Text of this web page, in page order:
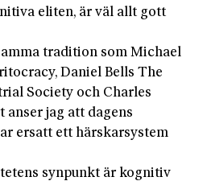
eliten, är väl allt gott
tradition som Michael
Daniel Bells The
Society och Charles
anser jag att dagens
ersatt ett härskarsystem
synpunkt är kognitiv